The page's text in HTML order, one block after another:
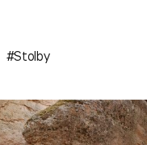
#Stolby